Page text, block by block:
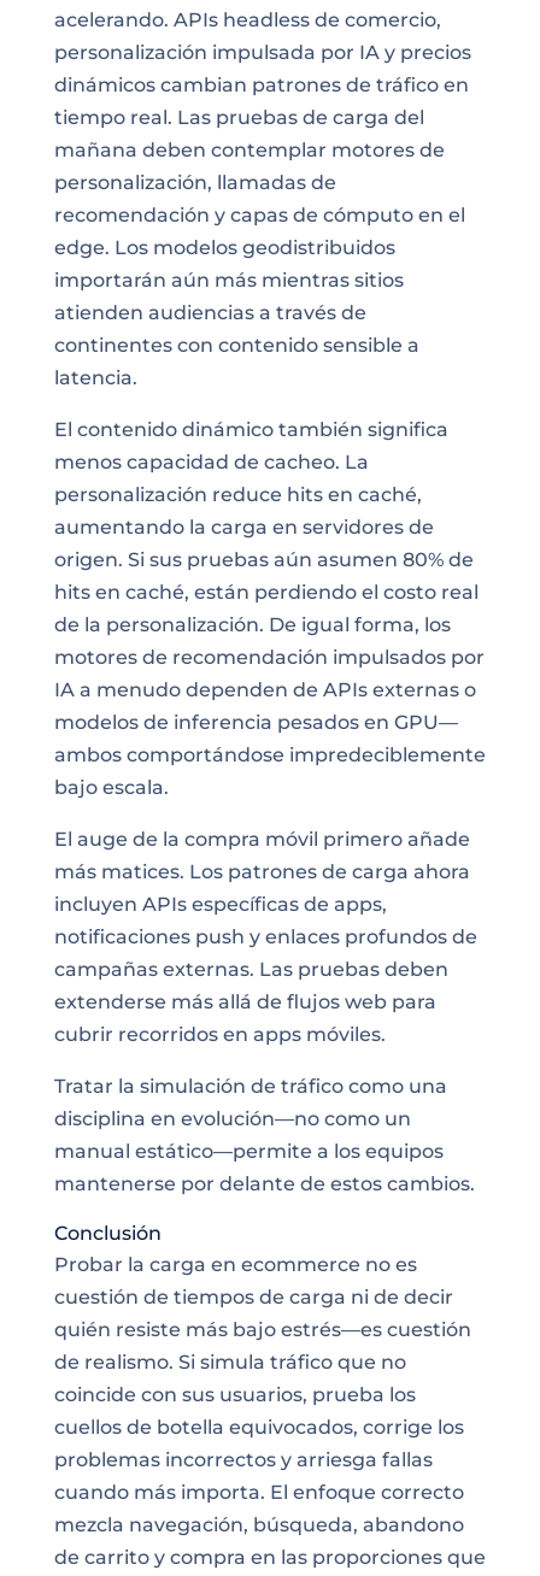
acelerando. APIs headless de comercio,
personalización impulsada por IA y precios
dinámicos cambian patrones de tráfico en
tiempo real. Las pruebas de carga del
mañana deben contemplar motores de
personalización, llamadas de
recomendación y capas de cómputo en el
edge. Los modelos geodistribuidos
importarán aún más mientras sitios
atienden audiencias a través de
continentes con contenido sensible a
latencia.
El contenido dinámico también significa
menos capacidad de cacheo. La
personalización reduce hits en caché,
aumentando la carga en servidores de
origen. Si sus pruebas aún asumen 80% de
hits en caché, están perdiendo el costo real
de la personalización. De igual forma, los
motores de recomendación impulsados por
IA a menudo dependen de APIs externas o
modelos de inferencia pesados en GPU—
ambos comportándose impredeciblemente
bajo escala.
El auge de la compra móvil primero añade
más matices. Los patrones de carga ahora
incluyen APIs específicas de apps,
notificaciones push y enlaces profundos de
campañas externas. Las pruebas deben
extenderse más allá de flujos web para
cubrir recorridos en apps móviles.
Tratar la simulación de tráfico como una
disciplina en evolución—no como un
manual estático—permite a los equipos
mantenerse por delante de estos cambios.
Conclusión
Probar la carga en ecommerce no es
cuestión de tiempos de carga ni de decir
quién resiste más bajo estrés—es cuestión
de realismo. Si simula tráfico que no
coincide con sus usuarios, prueba los
cuellos de botella equivocados, corrige los
problemas incorrectos y arriesga fallas
cuando más importa. El enfoque correcto
mezcla navegación, búsqueda, abandono
de carrito y compra en las proporciones que